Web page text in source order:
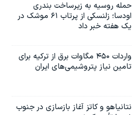
حمله روسیه به زیرساخت بندری
اودسا؛ زلنسکی از پرتاب ۶۱ موشک در
یک هفته خبر داد
واردات ۴۵۰ مگاوات برق از ترکیه برای
تامین نیاز پتروشیمی‌های ایران
نتانیاهو و کاتز آغاز بازسازی در جنوب